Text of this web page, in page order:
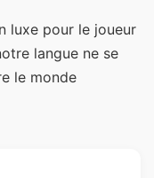
luxe pour le joueur
langue ne se
le monde